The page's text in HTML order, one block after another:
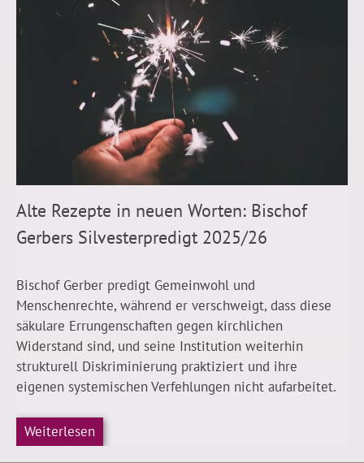
Alte Rezepte in neuen Worten: Bischof
Gerbers Silvesterpredigt 2025/26
Bischof Gerber predigt Gemeinwohl und
Menschenrechte, während er verschweigt, dass diese
säkulare Errungenschaften gegen kirchlichen
Widerstand sind, und seine Institution weiterhin
strukturell Diskriminierung praktiziert und ihre
eigenen systemischen Verfehlungen nicht aufarbeitet.
Weiterlesen